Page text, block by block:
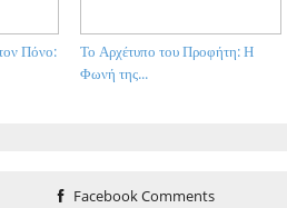
Το Αρχέτυπο του Προφήτη: Η
Φωνή της...
Πόνο:
Facebook Comments